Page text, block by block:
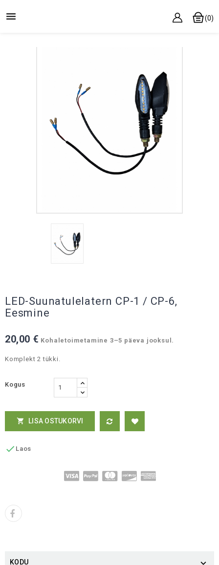
 (0)
LED-Suunatulelatern CP-1 / CP-6,
Eesmine
20,00 € Kohaletoimetamine 3–5 päeva jooksul.
Komplekt 2 tükki.
Kogus
 LISA OSTUKORVI
 Laos
KODU